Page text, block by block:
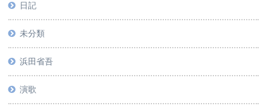
日記
未分類
浜田省吾
演歌